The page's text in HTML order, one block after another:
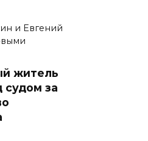
и Евгений
житель
судом за